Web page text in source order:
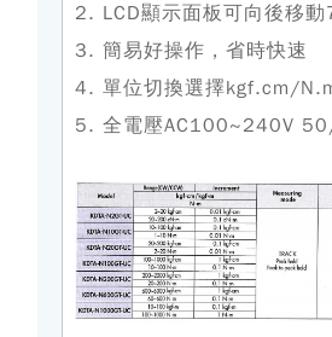
2. LCD顯示面板可向後移
3. 簡易好操作，省時快速
4. 單位切換選擇kgf.cm/
5. 全電壓AC100~240V